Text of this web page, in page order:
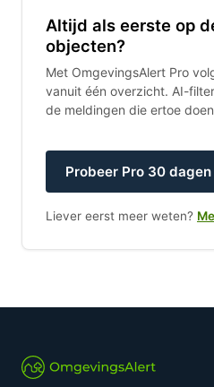
Altijd als eerste op
objecten?
Met OmgevingsAlert Pro
vanuit één overzicht. AI-
de meldingen die ertoe
Probeer Pro 30
Liever eerst meer weten?